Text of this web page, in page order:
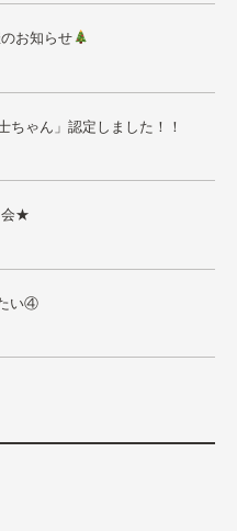
お知らせ
ゃん」認定しました！！
会★
い④